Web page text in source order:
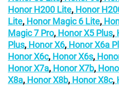
Honor H200 Lite, Honor
Lite, Honor Magic 6 Lite,
Magic 7 Pro, Honor X5 Plus,
Plus, Honor X6, Honor X6a
Honor X6c, Honor X6s,
Honor X7a, Honor X7b,
X8a, Honor X8b, Honor X8c,